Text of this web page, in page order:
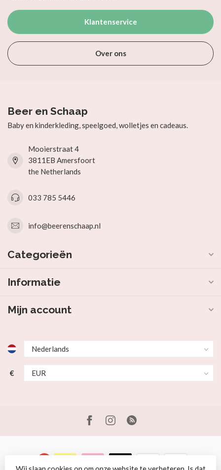
Klantenservice
Over ons
Beer en Schaap
Baby en kinderkleding, speelgoed, wolletjes en cadeaus.
Mooierstraat 4
3811EB Amersfoort
the Netherlands
033 785 5446
info@beerenschaap.nl
Categorieën
Informatie
Mijn account
€